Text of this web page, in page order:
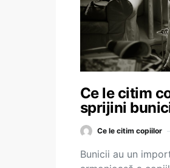
Ce le citim
sprijini
Ce le citim copiilor
Bunicii au un